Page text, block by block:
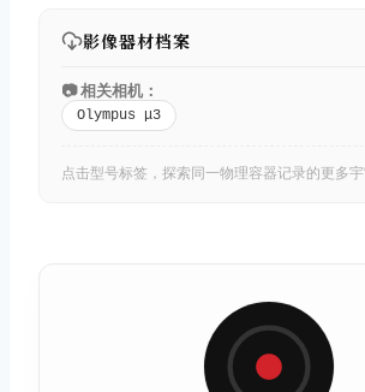
影像器材档案
📷 相关相机：
Olympus μ3
点击型号标签，探索同一物理容器记录的更多宇